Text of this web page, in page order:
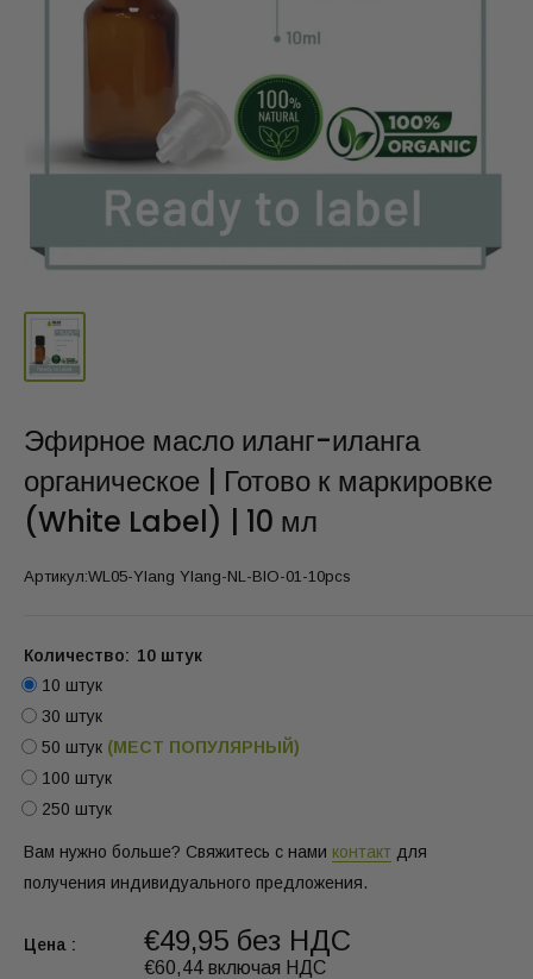
Эфирное масло иланг-иланга
органическое | Готово к маркировке
(White Label) | 10 мл
Артикул:WL05-Ylang Ylang-NL-BIO-01-10pcs
Количество: 10 штук
10 штук
30 штук
50 штук (МЕСТ ПОПУЛЯРНЫЙ)
100 штук
250 штук
Вам нужно больше? Свяжитесь с нами контакт для
получения индивидуального предложения.
Цена : €49,95 без НДС
€60,44 включая НДС